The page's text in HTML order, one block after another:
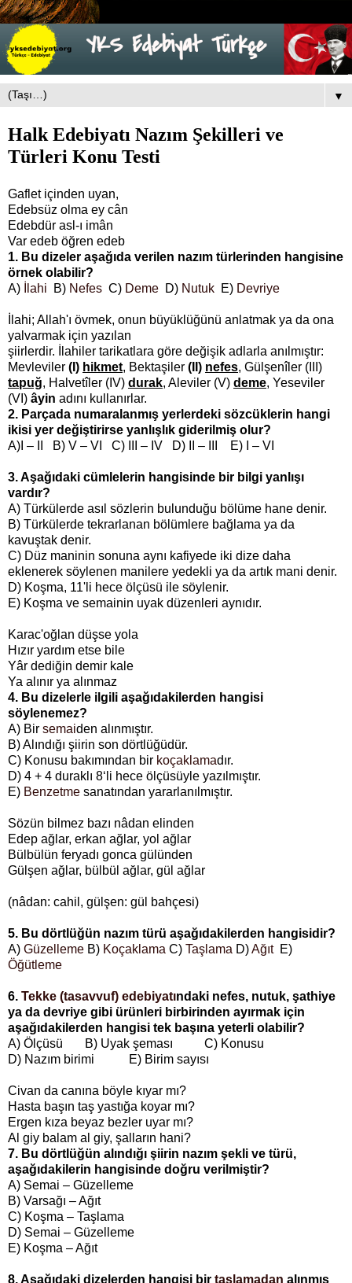
▼
Halk Edebiyatı Nazım Şekilleri ve
Türleri Konu Testi
Gaflet içinden uyan,
Edebsüz olma ey cân
Edebdür asl-ı imân
Var edeb öğren edeb
1. Bu dizeler aşağıda verilen nazım türlerinden hangisine
örnek olabilir?
A)
İlahi B) Nefes C) Deme D) Nutuk E) Devriye
İlahi; Allah'ı övmek, onun büyüklüğünü anlatmak ya da ona
yalvarmak için yazılan
şiirlerdir. İlahiler tarikatlara göre değişik adlarla anılmıştır:
Mevleviler (I) hikmet, Bektaşiler (II) nefes, Gülşenîler (III)
tapuğ, Halvetîler (IV) durak, Aleviler (V) deme, Yeseviler
(VI) âyin adını kullanırlar.
2. Parçada numaralanmış yerlerdeki sözcüklerin hangi
ikisi yer değiştirirse yanlışlık giderilmiş olur?
A)I – II B) V – VI C) III – IV D) II – III E) I – VI
3. Aşağıdaki cümlelerin hangisinde bir bilgi yanlışı
vardır?
A) Türkülerde asıl sözlerin bulunduğu bölüme hane denir.
B) Türkülerde tekrarlanan bölümlere bağlama ya da
kavuştak denir.
C) Düz maninin sonuna aynı kafiyede iki dize daha
eklenerek söylenen manilere yedekli ya da artık mani denir.
D) Koşma, 11'li hece ölçüsü ile söylenir.
E) Koşma ve semainin uyak düzenleri aynıdır.
Karac'oğlan düşse yola
Hızır yardım etse bile
Yâr dediğin demir kale
Ya alınır ya alınmaz
4. Bu dizelerle ilgili aşağıdakilerden hangisi
söylenemez?
A) Bir semaiden alınmıştır.
B) Alındığı şiirin son dörtlüğüdür.
C) Konusu bakımından bir koçaklamadır.
D) 4 + 4 duraklı 8‘li hece ölçüsüyle yazılmıştır.
E) Benzetme sanatından yararlanılmıştır.
Sözün bilmez bazı nâdan elinden
Edep ağlar, erkan ağlar, yol ağlar
Bülbülün feryadı gonca gülünden
Gülşen ağlar, bülbül ağlar, gül ağlar
(nâdan: cahil, gülşen: gül bahçesi)
5. Bu dörtlüğün nazım türü aşağıdakilerden hangisidir?
A) Güzelleme B) Koçaklama C) Taşlama D)AğıtE)
Öğütleme
6. Tekke (tasavvuf) edebiyatındaki nefes, nutuk, şathiye
ya da devriye gibi ürünleri birbirinden ayırmak için
aşağıdakilerden hangisi tek başına yeterli olabilir?
A) Ölçüsü B) Uyak şeması C) Konusu
D) Nazım birimi E) Birim sayısı
Civan da canına böyle kıyar mı?
Hasta başın taş yastığa koyar mı?
Ergen kıza beyaz bezler uyar mı?
Al giy balam al giy, şalların hani?
7. Bu dörtlüğün alındığı şiirin nazım şekli ve türü,
aşağıdakilerin hangisinde doğru verilmiştir?
A) Semai – Güzelleme
B) Varsağı – Ağıt
C) Koşma – Taşlama
D) Semai – Güzelleme
E) Koşma – Ağıt
8. Aşağıdaki dizelerden hangisi bir taşlamadan alınmış